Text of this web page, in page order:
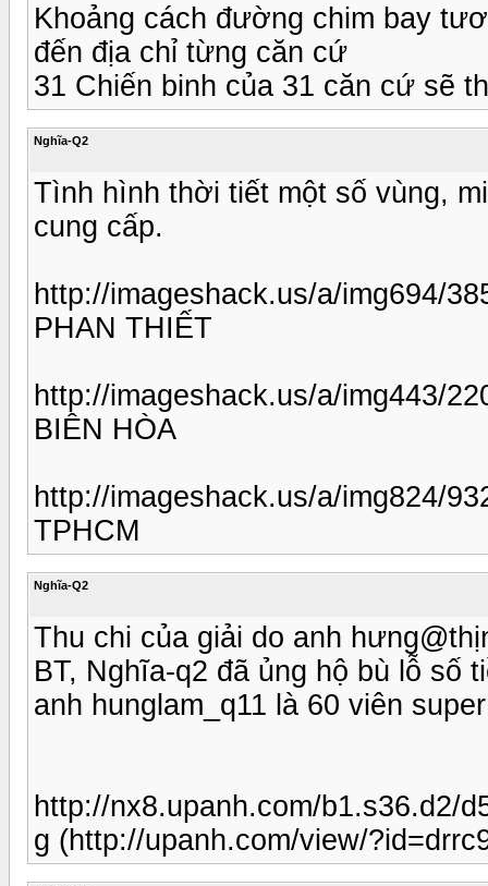
Khoảng cách đường chim bay
đến địa chỉ từng căn cứ
31 Chiến binh của 31 căn cứ sẽ
Nghĩa-Q2
Tình hình thời tiết một số vùng,
cung cấp.
http://imageshack.us/a/img694/
PHAN THIẾT
http://imageshack.us/a/img443/
BIÊN HÒA
http://imageshack.us/a/img824/
TPHCM
Nghĩa-Q2
Thu chi của giải do anh
BT, Nghĩa-q2 đã ủng hộ bù lỗ số
anh hunglam_q11 là 60 viên
http://nx8.upanh.com/b1.s36.d2/
g (http://upanh.com/view/